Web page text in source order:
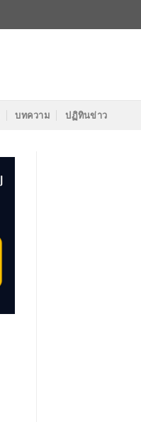
บทความ ปฏิทินข่าว